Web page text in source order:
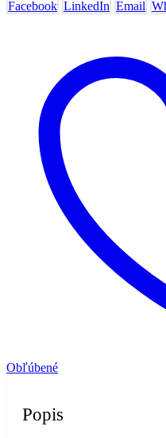
Facebook LinkedIn Email
Obľúbené
Popis